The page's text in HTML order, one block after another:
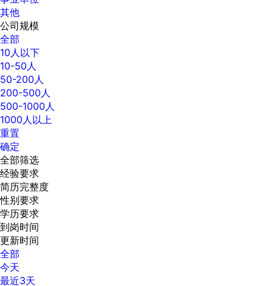
其他
公司规模
全部
10人以下
10-50人
50-200人
200-500人
500-1000人
1000人以上
重置
确定
全部筛选
经验要求
简历完整度
性别要求
学历要求
到岗时间
更新时间
全部
今天
最近3天